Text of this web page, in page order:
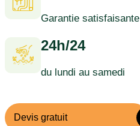
Garantie satisfaisante
24h/24
du lundi au samedi
Devis gratuit